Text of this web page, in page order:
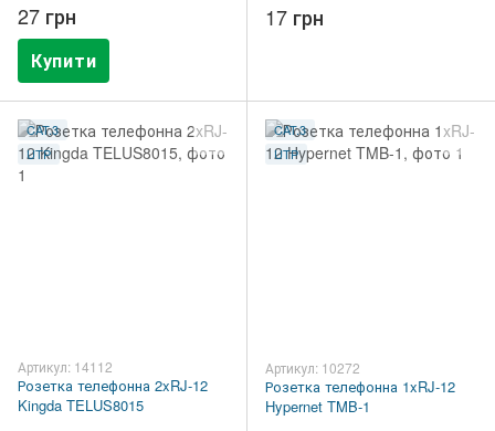
27 грн
Купити
17 грн
CAT.3
UTP
Артикул: 14112
Розетка телефонна 2xRJ-12
Kingda TELUS8015
CAT.3
UTP
Артикул: 10272
Розетка телефонна 1xRJ-12
Hypernet TMB-1